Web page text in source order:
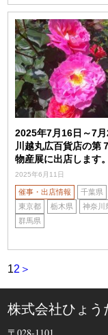
2025年7月16日～7月
川越丸広百貨店の第
物産展に出店します。
2025年6月11日
催事・出店情報 千葉県
東京都
栃木県
神奈川
群馬県
12 ＞
株式会社ひょ